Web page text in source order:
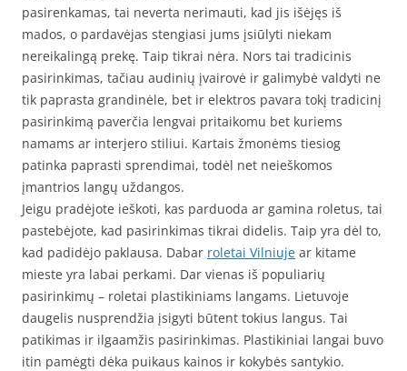
pasirenkamas, tai neverta nerimauti, kad jis išėjęs iš
mados, o pardavėjas stengiasi jums įsiūlyti niekam
nereikalingą prekę. Taip tikrai nėra. Nors tai tradicinis
pasirinkimas, tačiau audinių įvairovė ir galimybė valdyti ne
tik paprasta grandinėle, bet ir elektros pavara tokį tradicinį
pasirinkimą paverčia lengvai pritaikomu bet kuriems
namams ar interjero stiliui. Kartais žmonėms tiesiog
patinka paprasti sprendimai, todėl net neieškomos
įmantrios langų uždangos.
Jeigu pradėjote ieškoti, kas parduoda ar gamina roletus, tai
pastebėjote, kad pasirinkimas tikrai didelis. Taip yra dėl to,
kad padidėjo paklausa. Dabar roletai Vilniuje ar kitame
mieste yra labai perkami. Dar vienas iš populiarių
pasirinkimų – roletai plastikiniams langams. Lietuvoje
daugelis nusprendžia įsigyti būtent tokius langus. Tai
patikimas ir ilgaamžis pasirinkimas. Plastikiniai langai buvo
itin pamėgti dėka puikaus kainos ir kokybės santykio.